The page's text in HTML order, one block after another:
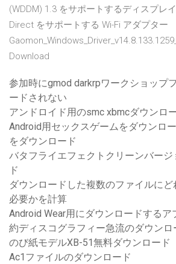
(WDDM) 1.3 をサポートするディスプレ
Direct をサポートする Wi-Fi アダプター
Download
参加時にgmod darkrpワークショップ
ードされない
アンドロイド用のsmc xbmcダウンロ
Android用セックスゲームをダウンロ
をダウンロード
バタフライエフェクトクリーンバー
ド
ダウンロードした複数のファイルに
必要かを計算
Android Wear用にダウンロードするア
約ディスコグラフィー急流のダウンロ
のび紙モデルXB-51無料ダウンロード
Ac1ファイルのダウンロード